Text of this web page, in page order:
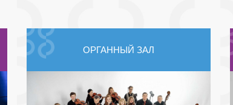
ОРГАННЫЙ ЗАЛ